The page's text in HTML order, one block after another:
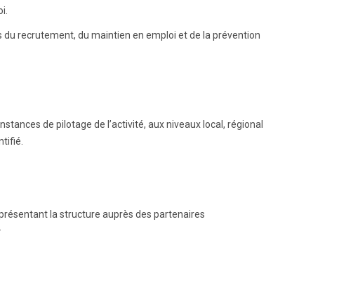
recrutement, du maintien en emploi et de la prévention
de pilotage de l’activité, aux niveaux local, régional
la structure auprès des partenaires